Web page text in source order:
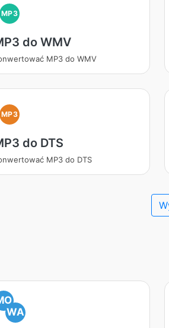
MP3
do WMV
MP3 do WMV
MP3
do DTS
MP3 do DTS
WA